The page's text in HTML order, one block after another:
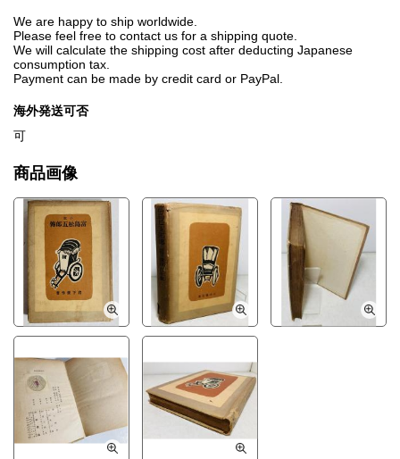
We are happy to ship worldwide.
Please feel free to contact us for a shipping quote.
We will calculate the shipping cost after deducting Japanese
consumption tax.
Payment can be made by credit card or PayPal.
海外発送可否
可
商品画像